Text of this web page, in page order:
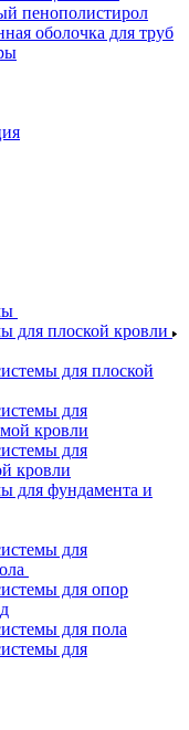
пенополистирол
оболочка для труб
для плоской кровли
для плоской
для
кровли
для
кровли
для фундамента и
для
для опор
для пола
для